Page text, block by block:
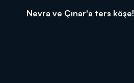
Nevra ve Çınar'a ters köşe!